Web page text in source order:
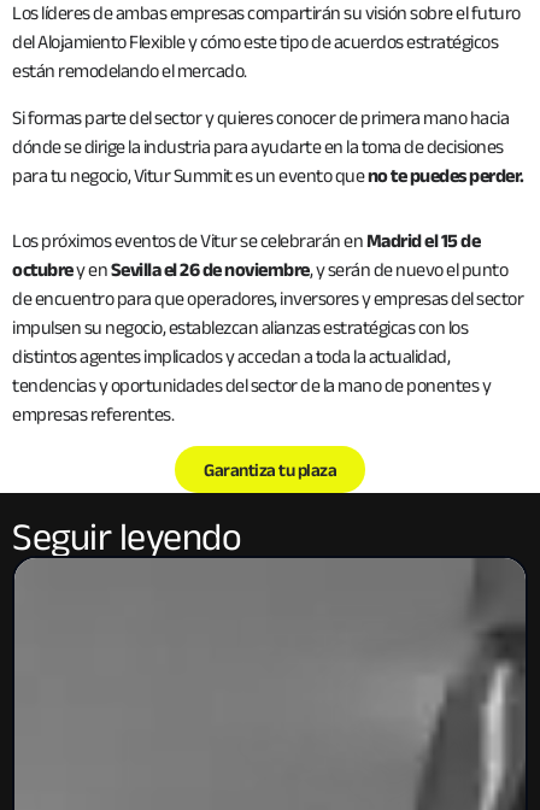
Los líderes de ambas empresas compartirán su visión sobre el futuro
del Alojamiento Flexible y cómo este tipo de acuerdos estratégicos
están remodelando el mercado.
Si formas parte del sector y quieres conocer de primera mano hacia
dónde se dirige la industria para ayudarte en la toma de decisiones
para tu negocio, Vitur Summit es un evento queno te puedes perder.
Los próximos eventos de Vitur se celebrarán enMadrid el 15 de
octubrey enSevilla el 26 de noviembre, y serán de nuevo el punto
de encuentro para que operadores, inversores y empresas del sector
impulsen su negocio, establezcan alianzas estratégicas con los
distintos agentes implicados y accedan a toda la actualidad,
tendencias y oportunidades del sector de la mano de ponentes y
empresas referentes.
Garantiza tu plaza
Seguir leyendo